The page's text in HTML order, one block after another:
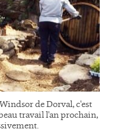
de Dorval, c'est
travail l'an prochain,